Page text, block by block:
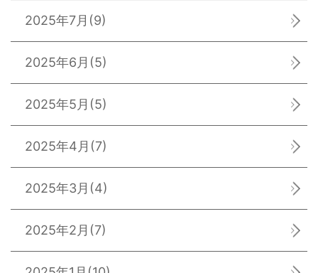
2025年7月 (9)
2025年6月 (5)
2025年5月 (5)
2025年4月 (7)
2025年3月 (4)
2025年2月 (7)